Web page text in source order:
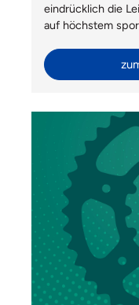
eindrücklich die
auf höchstem